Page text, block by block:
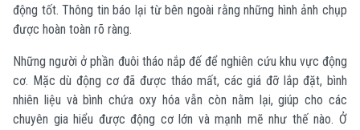
động tốt. Thông tin báo lại từ bên ngoài rằng những hình ảnh chụp
được hoàn toàn rõ ràng.
Những người ở phần đuôi tháo nắp đế để nghiên cứu khu vực động
cơ. Mặc dù động cơ đã được tháo mất, các giá đỡ lắp đặt, bình
nhiên liệu và bình chứa oxy hóa vẫn còn nằm lại, giúp cho các
chuyên gia hiểu được động cơ lớn và mạnh mẽ như thế nào. Ở